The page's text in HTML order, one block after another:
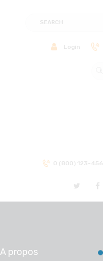
Login
0 (800) 123-456
A propos